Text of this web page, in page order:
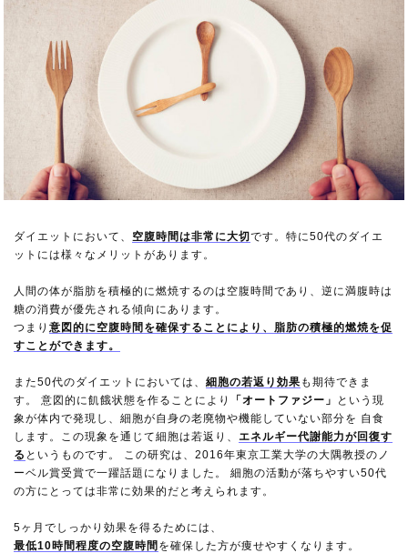
ダイエットにおいて、 空腹時間は非常に大切です。特に50代のダイエ
ットには様々なメリットがあります。
人間の体が脂肪を積極的に燃焼するのは空腹時間であり、逆に満腹時は
糖の消費が優先される傾向にあります。
つまり意図的に空腹時間を確保することにより、脂肪の積極的燃焼を促
すことができます。
また50代のダイエットにおいては、細胞の若返り効果 も期待できま
す。 意図的に飢餓状態を作ることにより
「オートファジー」
という現
象が体内で発現し、細胞が自身の老廃物や機能していない部分を 自食
します。この現象を通じて細胞は若返り、 エネルギー代謝能力が回復す
る というものです。 この研究は、2016年東京工業大学の大隅教授のノ
ーベル賞受賞で一躍話題になりました。 細胞の活動が落ちやすい50代
の方にとっては非常に効果的だと考えられます。
5ヶ月でしっかり効果を得るためには、
最低10時間程度の空腹時間 を確保した方が痩せやすくなります。